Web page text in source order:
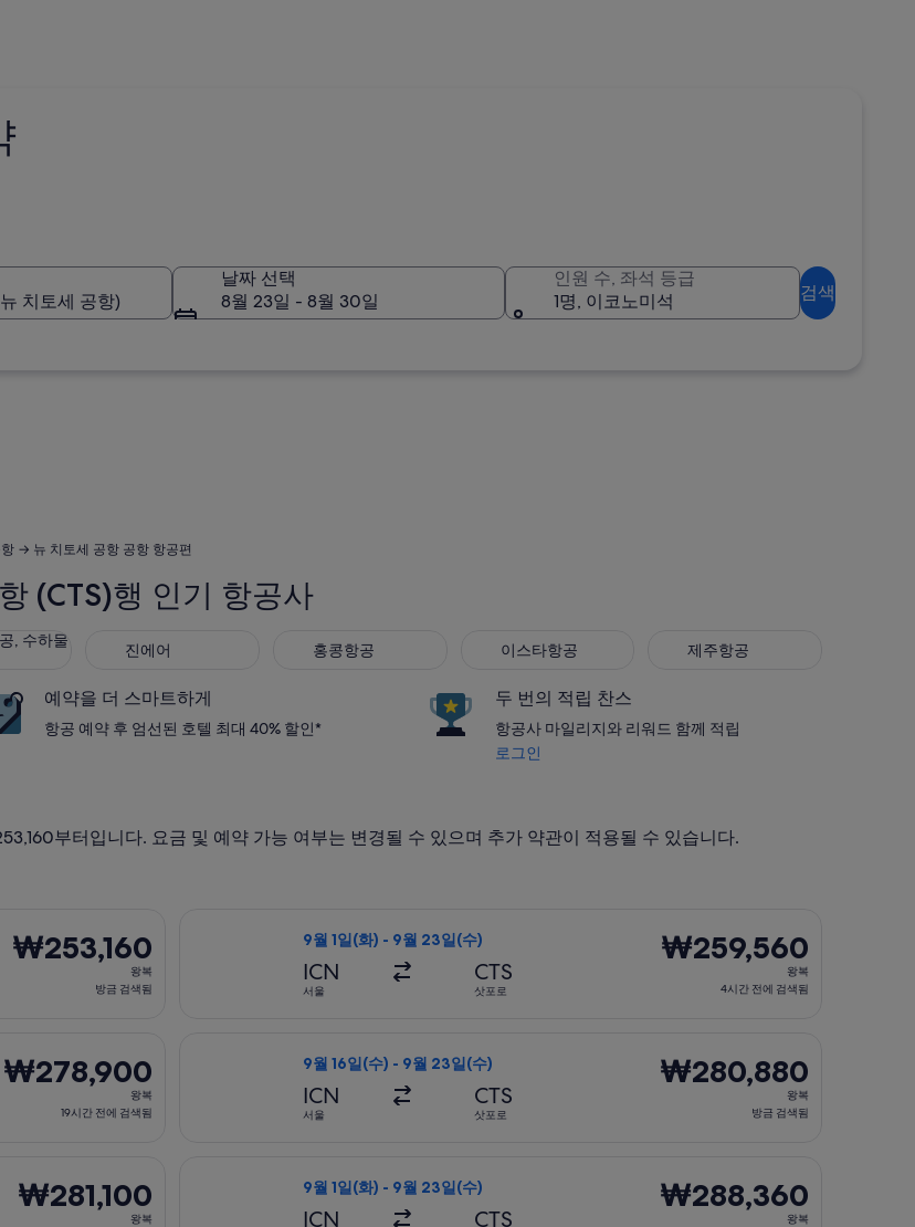
날짜 선택
8월 23일 - 8월 30일
인원 수, 좌석 등급
1명, 이코노미석
검색
→ 뉴 치토세 공항 공항 항공편
(CTS)행 인기 항공사
, 수하물
하물 포함 진에어
진에어 홍콩항공
홍콩항공 이스타항공
이스타항공 제주항공
제주항공
예약을 더 스마트하게
항공 예약 후 엄선된 호텔 최대 40% 할인*
두 번의 적립 찬스
항공사 마일리지와 리워드 함께 적립
로그인
부터입니다. 요금 및 예약 가능 여부는 변경될 수 있으며 추가 약관이 적용될 수 있습니다.
₩253,160
왕
검
색
₩253,160
왕복
방금 검색됨
9월 1일(화) - 9월 23일(수)
ICN
서울
CTS
삿포로
₩259,560
왕
간
전
됨
₩259,560
왕복
4시간 전에 검색됨
₩278,900
왕
간
₩278,900
왕복
19시간 전에 검색됨
9월 16일(수) - 9월 23일(수)
ICN
서울
CTS
삿포로
₩280,880
왕
검
색
₩280,880
왕복
방금 검색됨
₩281,100
왕
₩281,100
왕복
9월 1일(화) - 9월 23일(수)
ICN CTS
₩288,360
왕
₩288,360
왕복